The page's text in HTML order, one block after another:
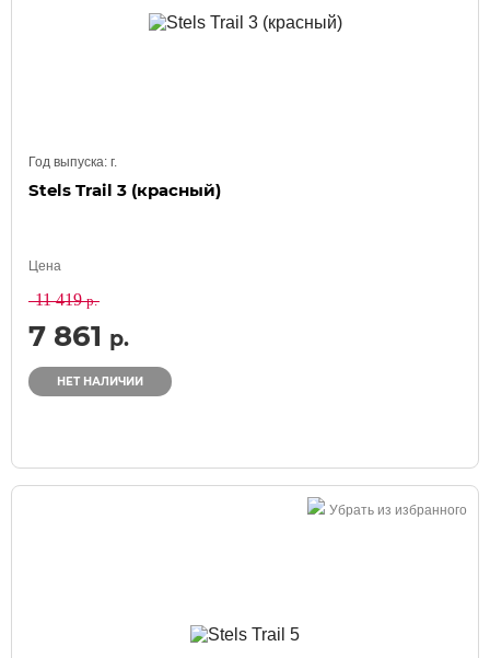
Год выпуска: г.
Stels Trail 3 (красный)
Цена
11 419р.
7 861 р.
НЕТ НАЛИЧИИ
Убрать из избранного